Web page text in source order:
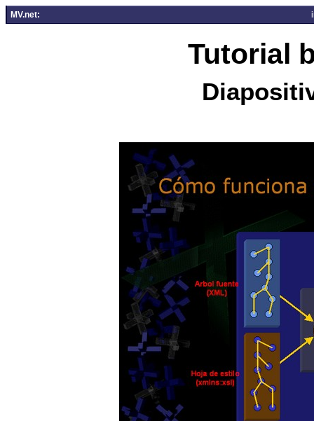
MV.net:
Tutorial